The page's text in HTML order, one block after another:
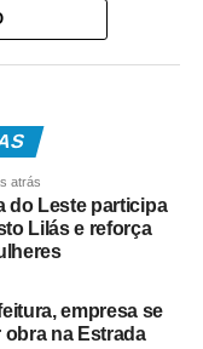
de lei,
da Câmara
permitindo que a
e votações
de um novo
atrás
do Leste participa
Lilás e reforça
empresa se
obra na Estrada